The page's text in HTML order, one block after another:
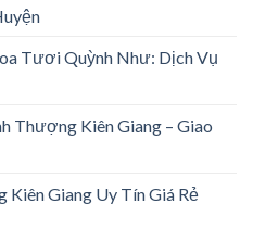
Tươi Quỳnh Như: Dịch Vụ
Thượng Kiên Giang – Giao
Giang Uy Tín Giá Rẻ